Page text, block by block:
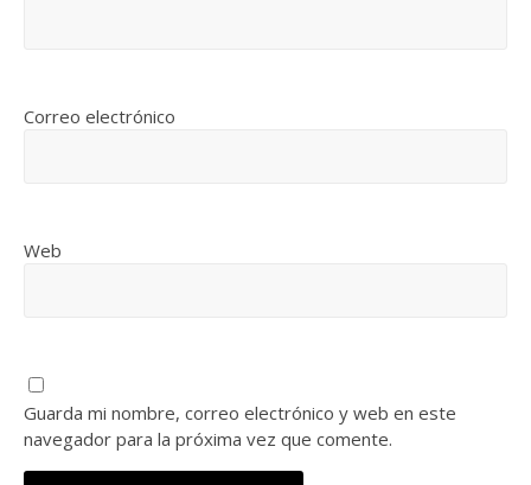
Correo electrónico
Web
Guarda mi nombre, correo electrónico y web en este
navegador para la próxima vez que comente.